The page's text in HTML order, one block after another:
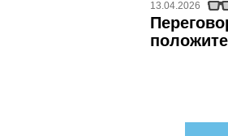
13.04.2026